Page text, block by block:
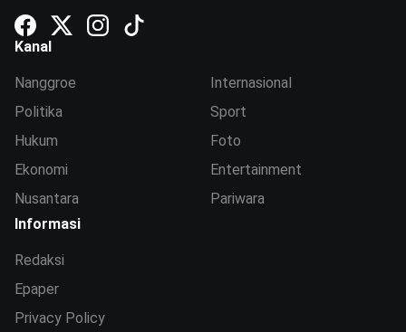
Kanal
Nanggroe
Politika
Hukum
Ekonomi
Nusantara
Internasional
Sport
Foto
Entertainment
Pariwara
Informasi
Redaksi
Epaper
Privacy Policy